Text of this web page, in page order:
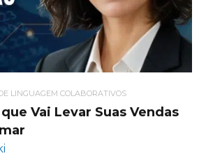
LINGUAGEM COLABORATIVOS
Vai Levar Suas Vendas